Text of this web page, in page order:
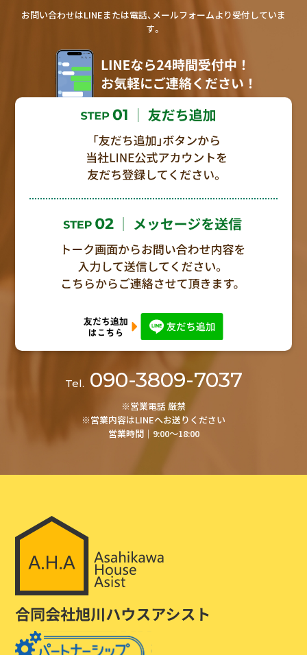
お問い合わせはLINEまたは電話、メールフォームより受付していま
す。
Tel. 090-3809-7037
※営業電話 厳禁
※営業内容はLINEへお送りください
営業時間│9:00～18:00